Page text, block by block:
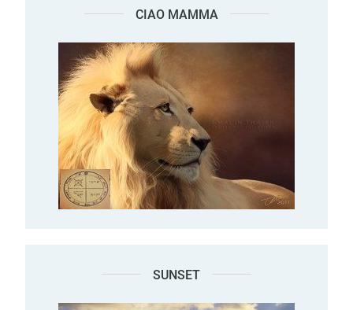
CIAO MAMMA
SUNSET